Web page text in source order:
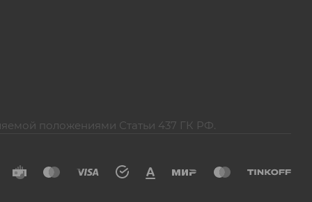
положениями Статьи 437 ГК РФ.